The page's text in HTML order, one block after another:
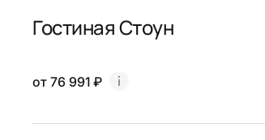
Гостиная Стоун
от 76 991 ₽